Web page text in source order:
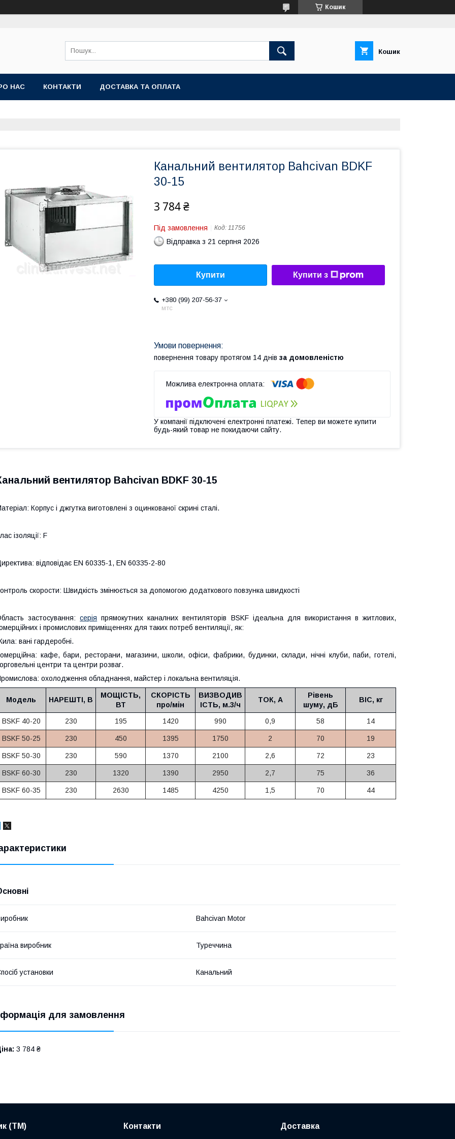
Кошик
Кошик
НАС КОНТАКТИ ДОСТАВКА ТА ОПЛАТА
Канальний вентилятор Bahcivan BDKF
30-15
3 784 ₴
Під замовлення Код: 11756
Відправка з 21 серпня 2026
Купити Купити з
+380 (99) 207-56-37
мтс
повернення товару протягом 14 днів за домовленістю
У компанії підключені електронні платежі. Тепер ви можете купити
будь-який товар не покидаючи сайту.
вентилятор Bahcivan BDKF 30-15
Корпус і джгутка виготовлені з оцинкованої скрині сталі.
ізоляції: F
відповідає EN 60335-1, EN 60335-2-80
скорости: Швидкість змінюється за допомогою додаткового повзунка швидкості
застосування: серія прямокутних каналних вентиляторів BSKF ідеальна для використання в житлових,
і промислових приміщеннях для таких потреб вентиляції, як:
вані гардеробні.
кафе, бари, ресторани, магазини, школи, офіси, фабрики, будинки, склади, нічні клуби, паби, готелі,
центри та центри розваг.
охолодження обладнання, майстер і локальна вентиляція.
Модель НАРЕШТІ, В
МОЩІСТЬ,
ВТ
СКОРІСТЬ
про/мін
ВИЗВОДИВ
ІСТЬ, м.3/ч
ТОК, А
Рівень
шуму, дБ
ВІС, кг
BSKF 40-20 230 195 1420 990 0,9 58 14
BSKF 50-25 230 450 1395 1750 2 70 19
BSKF 50-30 230 590 1370 2100 2,6 72 23
BSKF 60-30 230 1320 1390 2950 2,7 75 36
BSKF 60-35 230 2630 1485 4250 1,5 70 44
Bahcivan Motor
виробник Туреччина
установки Канальний
для замовлення
3 784 ₴
(ТМ) Контакти Доставка